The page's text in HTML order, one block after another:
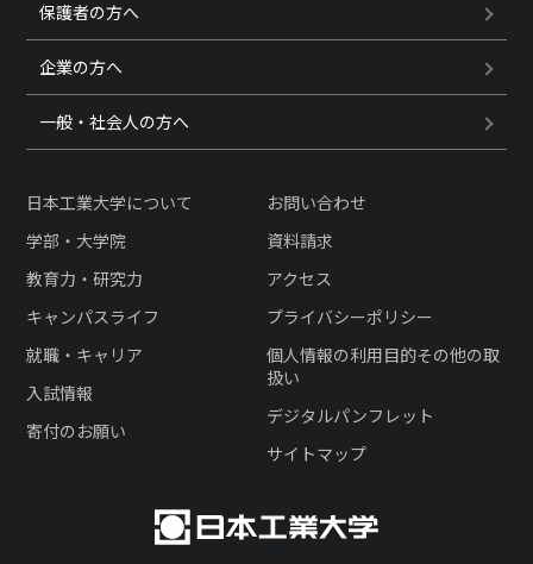
保護者の方へ
企業の方へ
一般・社会人の方へ
日本工業大学について
学部・大学院
教育力・研究力
キャンパスライフ
就職・キャリア
入試情報
寄付のお願い
お問い合わせ
資料請求
アクセス
プライバシーポリシー
個人情報の利用目的その他の取
扱い
デジタルパンフレット
サイトマップ